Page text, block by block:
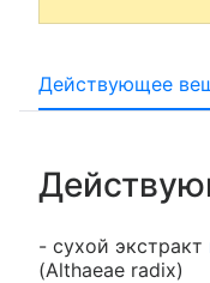
Действующее
- сухой экстракт
(Althaeae radix)